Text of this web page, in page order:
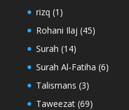
rizq (1)
Rohani Ilaj (45)
Surah (14)
Surah Al-Fatiha (6)
Talismans (3)
Taweezat(69)